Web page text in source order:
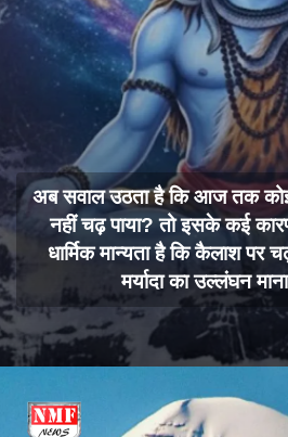
अब सवाल उठता है कि आज तक कोई
नहीं चढ़ पाया? तो इसके कई
धार्मिक मान्यता है कि कैलाश पर
मर्यादा का उल्लंघन